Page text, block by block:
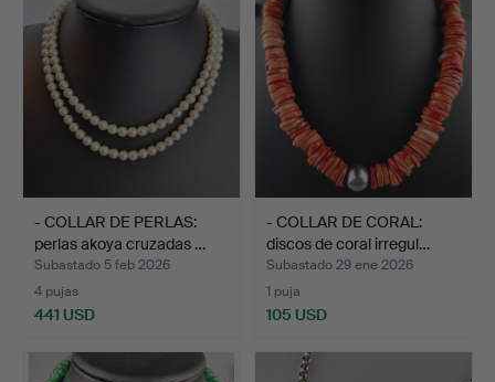
- COLLAR DE PERLAS:
perlas akoya cruzadas …
Subastado 5 feb 2026
4 pujas
441 USD
- COLLAR DE CORAL:
discos de coral irregul…
Subastado 29 ene 2026
1 puja
105 USD